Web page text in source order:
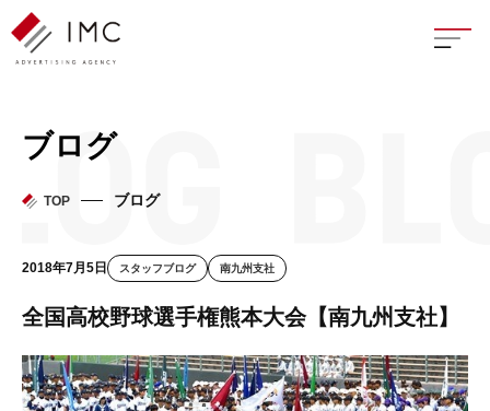
座談
イン
ブログ
TOP ブログ
2018年7月5日 スタッフブログ 南九州支社
全国高校野球選手権熊本大会【南九州支社】